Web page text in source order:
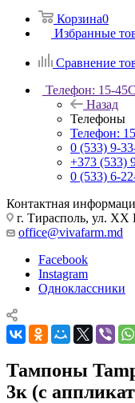
Корзина0
Избранные
Сравнение
Телефон: 15-45
Назад
Телефоны
Телефон:
0 (533) 9-
+373 (533)
0 (533) 6-
Контактная
г. Тирасполь, ул. ХХ
office@vivafarm.md
Facebook
Instagram
Одноклассники
Тампоны
3к (с